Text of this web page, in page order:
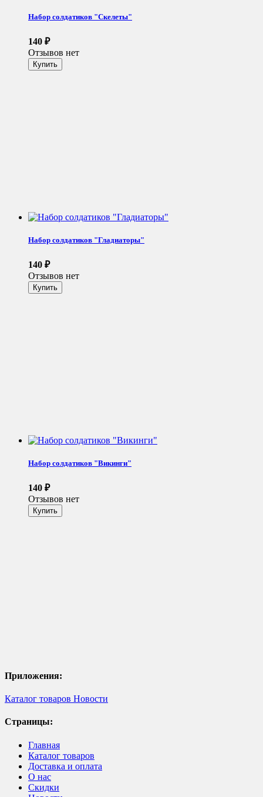
Набор солдатиков "Скелеты"
140 ₽
Отзывов нет
Набор солдатиков "Гладиаторы"
140 ₽
Отзывов нет
Набор солдатиков "Викинги"
140 ₽
Отзывов нет
Приложения:
Каталог товаров Новости
Страницы:
Главная
Каталог товаров
Доставка и оплата
О нас
Скидки